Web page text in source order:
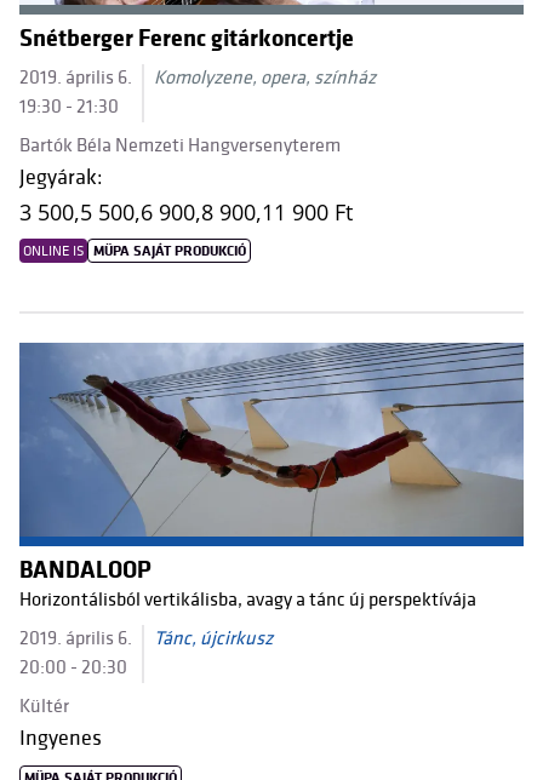
Snétberger Ferenc gitárkoncertje
2019. április 6.
19:30 - 21:30
Komolyzene, opera, színház
Bartók Béla Nemzeti Hangversenyterem
Jegyárak:
3 500,5 500,6 900,8 900,11 900 Ft
ONLINE IS MÜPA SAJÁT PRODUKCIÓ
BANDALOOP
Horizontálisból vertikálisba, avagy a tánc új perspektívája
2019. április 6.
20:00 - 20:30
Tánc, újcirkusz
Kültér
Ingyenes